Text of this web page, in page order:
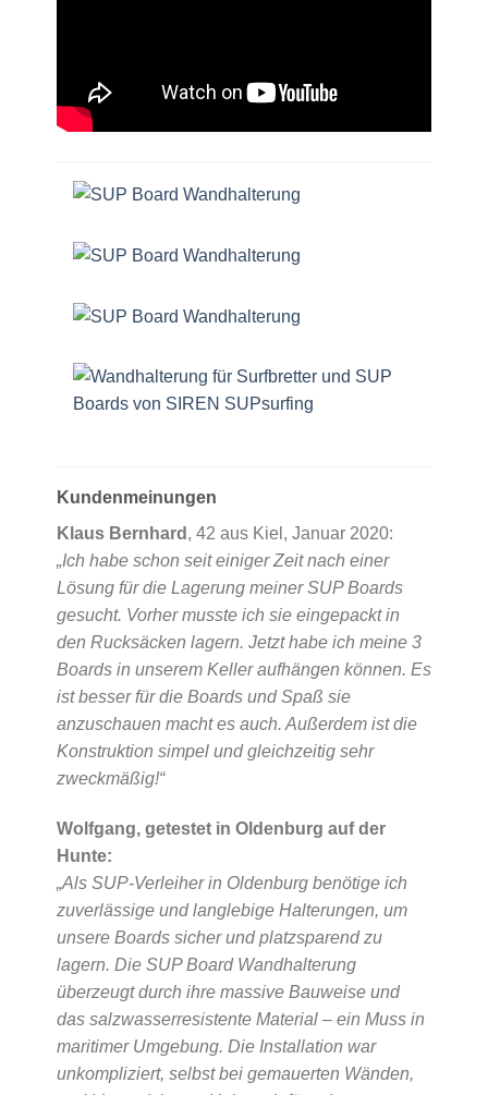
Kundenmeinungen
Klaus Bernhard , 42 aus Kiel, Januar 2020:
„Ich habe schon seit einiger Zeit nach einer
Lösung für die Lagerung meiner SUP Boards
gesucht. Vorher musste ich sie eingepackt in
den Rucksäcken lagern. Jetzt habe ich meine 3
Boards in unserem Keller aufhängen können. Es
ist besser für die Boards und Spaß sie
anzuschauen macht es auch. Außerdem ist die
Konstruktion simpel und gleichzeitig sehr
zweckmäßig!“
Wolfgang, getestet in Oldenburg auf der
Hunte:
„Als SUP-Verleiher in Oldenburg benötige ich
zuverlässige und langlebige Halterungen, um
unsere Boards sicher und platzsparend zu
lagern. Die SUP Board Wandhalterung
überzeugt durch ihre massive Bauweise und
das salzwasserresistente Material – ein Muss in
maritimer Umgebung. Die Installation war
unkompliziert, selbst bei gemauerten Wänden,